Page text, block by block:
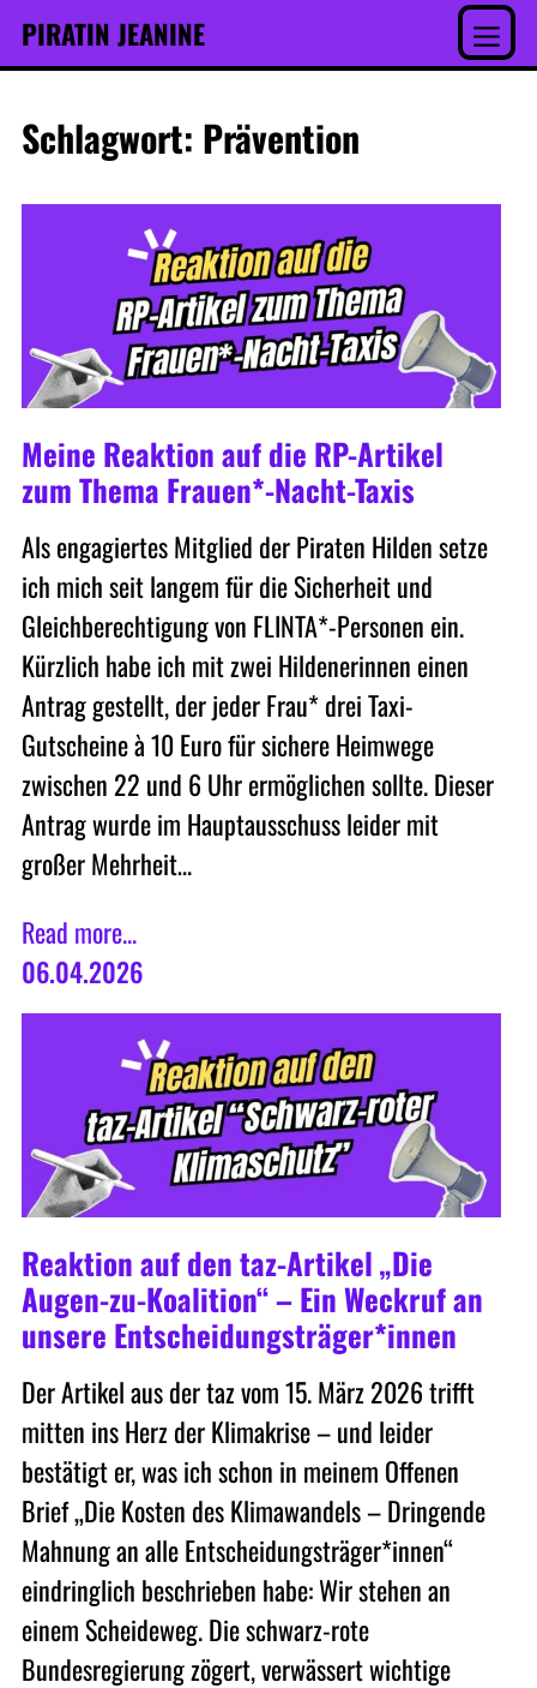
springen
Skip
to
PIRATIN JEANINE
Menu
Schlagwort: Prävention
Meine Reaktion auf die RP-Artikel
zum Thema Frauen*-Nacht-Taxis
Als engagiertes Mitglied der Piraten Hilden setze
ich mich seit langem für die Sicherheit und
Gleichberechtigung von FLINTA*-Personen ein.
Kürzlich habe ich mit zwei Hildenerinnen einen
Antrag gestellt, der jeder Frau* drei Taxi-
Gutscheine à 10 Euro für sichere Heimwege
zwischen 22 und 6 Uhr ermöglichen sollte. Dieser
Antrag wurde im Hauptausschuss leider mit
großer Mehrheit…
Read more...
06.04.2026
Reaktion auf den taz-Artikel „Die
Augen-zu-Koalition“ – Ein Weckruf an
unsere Entscheidungsträger*innen
Der Artikel aus der taz vom 15. März 2026 trifft
mitten ins Herz der Klimakrise – und leider
bestätigt er, was ich schon in meinem Offenen
Brief „Die Kosten des Klimawandels – Dringende
Mahnung an alle Entscheidungsträger*innen“
eindringlich beschrieben habe: Wir stehen an
einem Scheideweg. Die schwarz-rote
Bundesregierung zögert, verwässert wichtige